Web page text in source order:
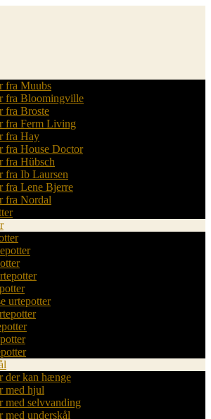
fra Muubs
fra Bloomingville
fra Broste
fra Ferm Living
fra Hay
fra House Doctor
fra Hübsch
fra Ib Laursen
fra Lene Bjerre
fra Nordal
urtepotter
der kan hænge
med hjul
med selvvanding
med underskål